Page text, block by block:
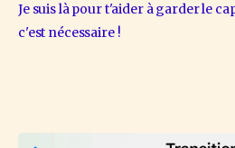
Je suis là pour t'aider à garder le
c'est nécessaire !